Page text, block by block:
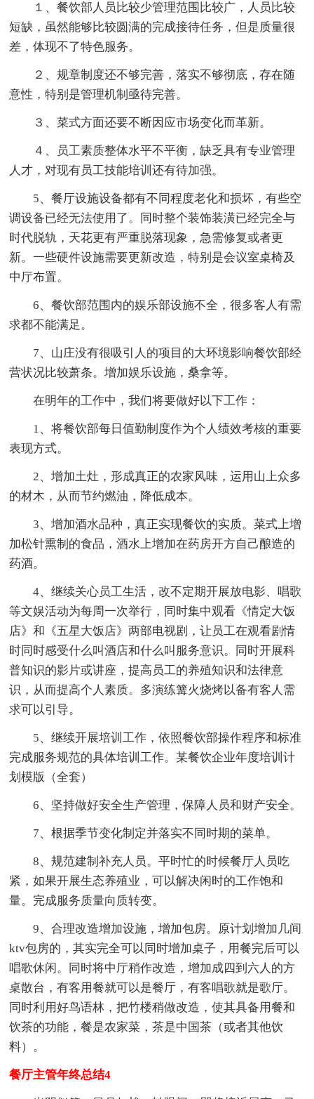
１、餐饮部人员比较少管理范围比较广，人员比较
短缺，虽然能够比较圆满的完成接待任务，但是质量很
差，体现不了特色服务。
２、规章制度还不够完善，落实不够彻底，存在随
意性，特别是管理机制亟待完善。
３、菜式方面还要不断因应市场变化而革新。
４、员工素质整体水平不平衡，缺乏具有专业管理
人才，对现有员工技能培训还有待加强。
5、餐厅设施设备都有不同程度老化和损坏，有些空
调设备已经无法使用了。同时整个装饰装潢已经完全与
时代脱轨，天花更有严重脱落现象，急需修复或者更
新。一些硬件设施需要更新改造，特别是会议室桌椅及
中厅布置。
6、餐饮部范围内的娱乐部设施不全，很多客人有需
求都不能满足。
7、山庄没有很吸引人的项目的大环境影响餐饮部经
营状况比较萧条。增加娱乐设施，桑拿等。
在明年的工作中，我们将要做好以下工作：
1、将餐饮部每日值勤制度作为个人绩效考核的重要
表现方式。
2、增加土灶，形成真正的农家风味，运用山上众多
的材木，从而节约燃油，降低成本。
3、增加酒水品种，真正实现餐饮的实质。菜式上增
加松针熏制的食品，酒水上增加在药房开方自己酿造的
药酒。
4、继续关心员工生活，改不定期开展放电影、唱歌
等文娱活动为每周一次举行，同时集中观看《情定大饭
店》和《五星大饭店》两部电视剧，让员工在观看剧情
时同时感受什么叫酒店和什么叫服务意识。同时开展科
普知识的影片或讲座，提高员工的养殖知识和法律意
识，从而提高个人素质。多演练篝火烧烤以备有客人需
求可以引导。
5、继续开展培训工作，依照餐饮部操作程序和标准
完成服务规范的具体培训工作。某餐饮企业年度培训计
划模版（全套）
6、坚持做好安全生产管理，保障人员和财产安全。
7、根据季节变化制定并落实不同时期的菜单。
8、规范建制补充人员。平时忙的时候餐厅人员吃
紧，如果开展生态养殖业，可以解决闲时的工作饱和
量。完成服务质量向质转变。
9、合理改造增加设施，增加包房。原计划增加几间
ktv包房的，其实完全可以同时增加桌子，用餐完后可以
唱歌休闲。同时将中厅稍作改造，增加成四到六人的方
桌散台，有客用餐就可以是餐厅，有客唱歌就是歌厅。
同时利用好鸟语林，把竹楼稍做改造，使其具备用餐和
饮茶的功能，餐是农家菜，茶是中国茶（或者其他饮
料）。
餐厅主管年终总结4